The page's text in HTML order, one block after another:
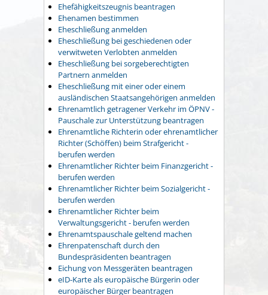
Ehefähigkeitszeugnis beantragen
Ehenamen bestimmen
Eheschließung anmelden
Eheschließung bei geschiedenen oder
verwitweten Verlobten anmelden
Eheschließung bei sorgeberechtigten
Partnern anmelden
Eheschließung mit einer oder einem
ausländischen Staatsangehörigen anmelden
Ehrenamtlich getragener Verkehr im ÖPNV -
Pauschale zur Unterstützung beantragen
Ehrenamtliche Richterin oder ehrenamtlicher
Richter (Schöffen) beim Strafgericht -
berufen werden
Ehrenamtlicher Richter beim Finanzgericht -
berufen werden
Ehrenamtlicher Richter beim Sozialgericht -
berufen werden
Ehrenamtlicher Richter beim
Verwaltungsgericht - berufen werden
Ehrenamtspauschale geltend machen
Ehrenpatenschaft durch den
Bundespräsidenten beantragen
Eichung von Messgeräten beantragen
eID-Karte als europäische Bürgerin oder
europäischer Bürger beantragen